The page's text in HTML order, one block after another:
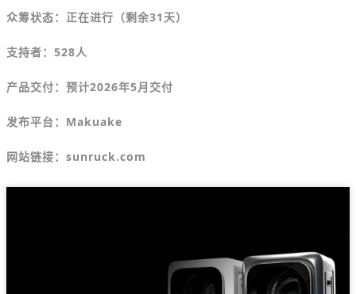
众筹状态：正在进行（剩余31天）
支持者：528人
产品交付：预计2026年5月交付
发布平台：Makuake
网站链接：sunruck.com